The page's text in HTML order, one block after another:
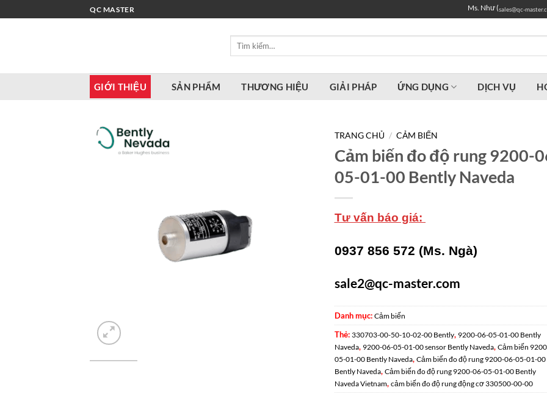
qua
QC MASTER Ms. Như (sales@qc-
Tìm
GIỚI THIỆU SẢN PHẨM THƯƠNG HIỆU GIẢI PHÁP ỨNG DỤNG DỊCH VỤ
TRANG CHỦ / CẢM BIẾN
Cảm biến đo độ rung 9200-
05-01-00 Bently Naveda
Tư vấn báo giá:
0937 856 572 (Ms. Ngà)
sale2@qc-master.com
Danh mục: Cảm biến
Thẻ: 330703-00-50-10-02-00 Bently, 9200-06-05-01-00 Bently
Naveda, 9200-06-05-01-00 sensor Bently Naveda, Cảm biến
05-01-00 Bently Naveda, Cảm biến đo độ rung 9200-06-05-01-00
Bently Naveda, Cảm biến đo độ rung 9200-06-05-01-00 Bently
Naveda Vietnam, cảm biến đo độ rung động cơ 330500-00-00